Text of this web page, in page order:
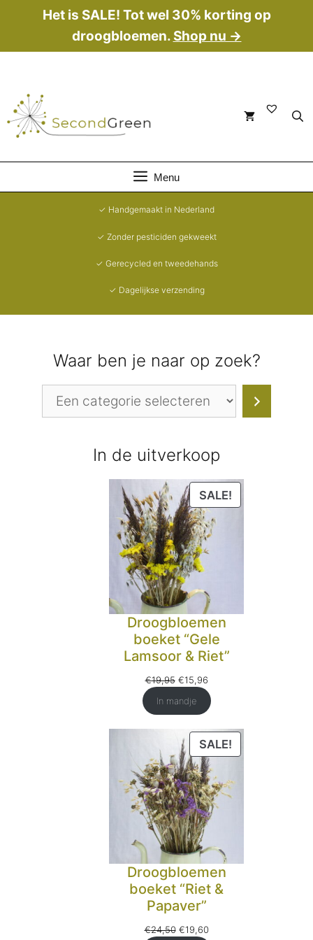
de
Het is SALE! Tot wel 30% korting op
droogbloemen. Shop nu →
Menu
✓ Handgemaakt in Nederland
✓ Zonder pesticiden gekweekt
✓ Gerecycled en tweedehands
✓ Dagelijkse verzending
Waar ben je naar op zoek?
Een
categorie
In de uitverkoop
SALE!PRODUCT
IN
Droogbloemen
boeket “Gele
Lamsoor & Riet”
€19,95 Oorspronkelijke
was:
€15,96Huidige
prijs
is:
In mandje
SALE!PRODUCT
IN
DE
UITVERKOOP
Droogbloemen
boeket “Riet &
Papaver”
€24,50 Oorspronkelijke
€19,60Huidige